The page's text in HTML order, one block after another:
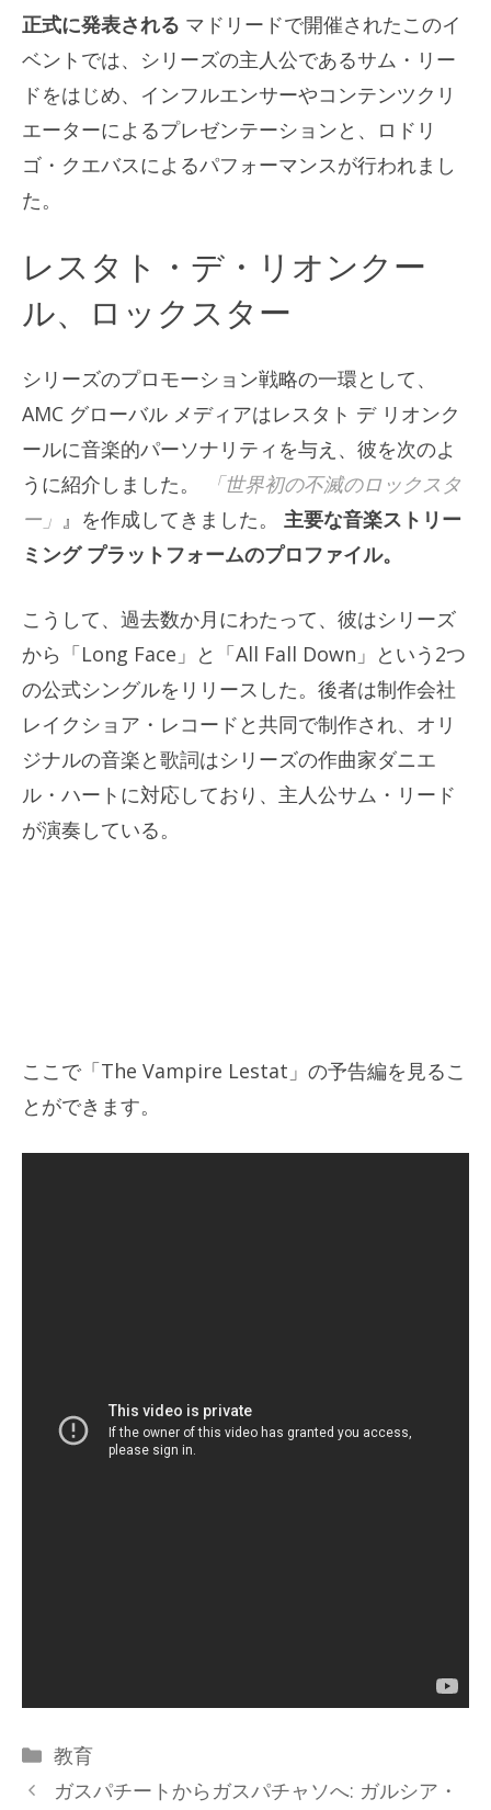
正式に発表される マドリードで開催されたこのイ
ベントでは、シリーズの主人公であるサム・リー
ドをはじめ、インフルエンサーやコンテンツクリ
エーターによるプレゼンテーションと、ロドリ
ゴ・クエバスによるパフォーマンスが行われまし
た。
レスタト・デ・リオンクー
ル、ロックスター
シリーズのプロモーション戦略の一環として、
AMC グローバル メディアはレスタト デ リオンク
ールに音楽的パーソナリティを与え、彼を次のよ
うに紹介しました。
「世界初の不滅のロックスタ
ー」 』を作成してきました。 主要な音楽ストリー
ミング プラットフォームのプロファイル。
こうして、過去数か月にわたって、彼はシリーズ
から「Long Face」と「All Fall Down」という2つ
の公式シングルをリリースした。後者は制作会社
レイクショア・レコードと共同で制作され、オリ
ジナルの音楽と歌詞はシリーズの作曲家ダニエ
ル・ハートに対応しており、主人公サム・リード
が演奏している。
ここで「The Vampire Lestat」の予告編を見るこ
とができます。
カ
テ
教育
ガスパチートからガスパチャソへ: ガルシア・